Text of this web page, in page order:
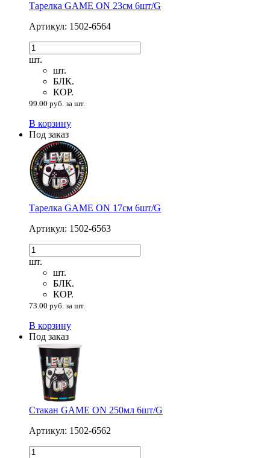
Тарелка GAME ON 23см 6шт/G
Артикул: 1502-6564
шт.
шт.
БЛК.
КОР.
99.00 руб. за шт.
В корзину
Под заказ
Тарелка GAME ON 17см 6шт/G
Артикул: 1502-6563
шт.
шт.
БЛК.
КОР.
73.00 руб. за шт.
В корзину
Под заказ
Стакан GAME ON 250мл 6шт/G
Артикул: 1502-6562